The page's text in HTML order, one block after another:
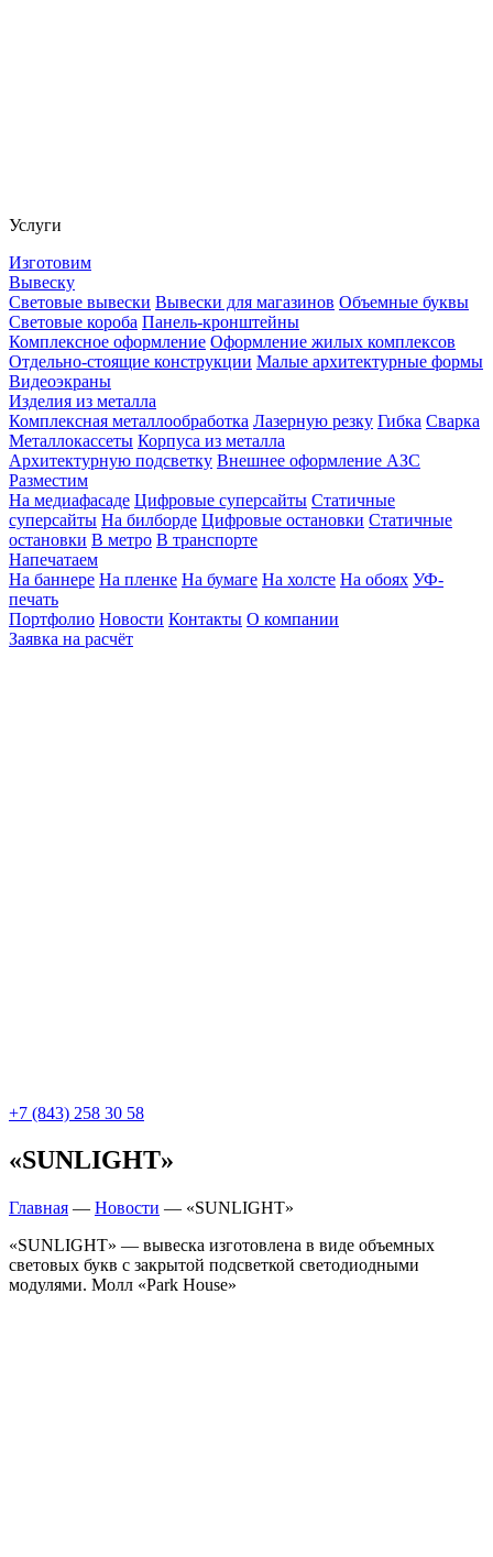
Услуги
Изготовим
Вывеску
Световые вывески Вывески для магазинов Объемные буквы
Световые короба Панель-кронштейны
Комплексное оформление Оформление жилых комплексов
Отдельно-стоящие конструкции Малые архитектурные формы
Видеоэкраны
Изделия из металла
Комплексная металлообработка Лазерную резку Гибка Сварка
Металлокассеты Корпуса из металла
Архитектурную подсветку Внешнее оформление АЗС
Разместим
На медиафасаде Цифровые суперсайты Статичные
суперсайты На билборде Цифровые остановки Статичные
остановки В метро В транспорте
Напечатаем
На баннере На пленке На бумаге На холсте На обоях УФ-
печать
Портфолио Новости Контакты О компании
Заявка на расчёт
+7 (843) 258 30 58
«SUNLIGHT»
Главная — Новости — «SUNLIGHT»
«SUNLIGHT» — вывеска изготовлена в виде объемных
световых букв с закрытой подсветкой светодиодными
модулями. Молл «Park House»